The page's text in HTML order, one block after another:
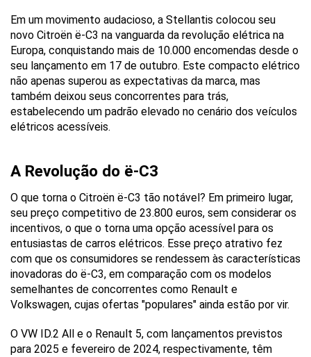
Em um movimento audacioso, a Stellantis colocou seu
novo Citroën ë-C3 na vanguarda da revolução elétrica na
Europa, conquistando mais de 10.000 encomendas desde o
seu lançamento em 17 de outubro. Este compacto elétrico
não apenas superou as expectativas da marca, mas
também deixou seus concorrentes para trás,
estabelecendo um padrão elevado no cenário dos veículos
elétricos acessíveis.
A Revolução do ë-C3
O que torna o Citroën ë-C3 tão notável? Em primeiro lugar,
seu preço competitivo de 23.800 euros, sem considerar os
incentivos, o que o torna uma opção acessível para os
entusiastas de carros elétricos. Esse preço atrativo fez
com que os consumidores se rendessem às características
inovadoras do ë-C3, em comparação com os modelos
semelhantes de concorrentes como Renault e
Volkswagen, cujas ofertas "populares" ainda estão por vir.
O VW ID.2 All e o Renault 5, com lançamentos previstos
para 2025 e fevereiro de 2024, respectivamente, têm